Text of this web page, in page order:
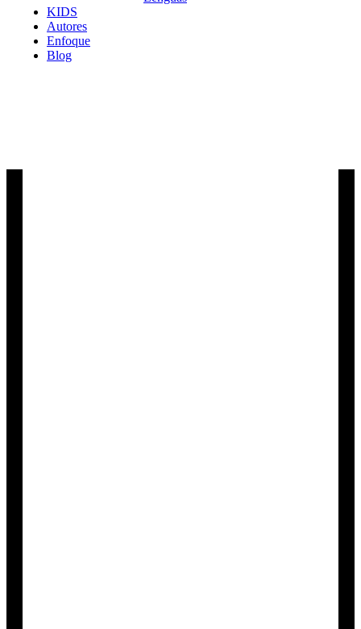
KIDS
Autores
Enfoque
Blog